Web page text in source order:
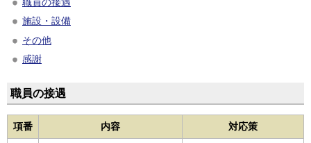
施設・設備
その他
感謝
職員の接遇
項番 内容 対応策